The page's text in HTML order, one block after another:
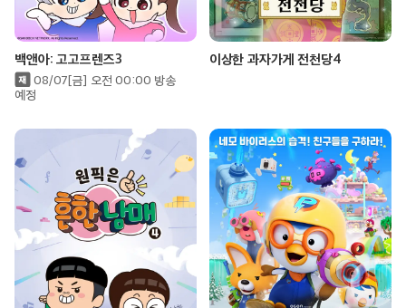
백앤아: 고고프렌즈3
08/07[금] 오전 00:00 방송
예정
이상한 과자가게 전천당4